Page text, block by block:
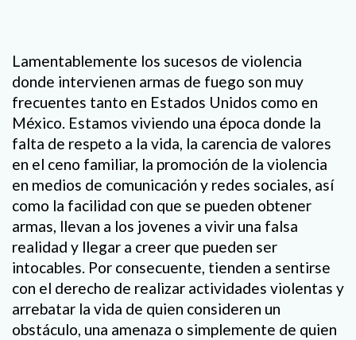
Lamentablemente los sucesos de violencia
donde intervienen armas de fuego son muy
frecuentes tanto en Estados Unidos como en
México. Estamos viviendo una época donde la
falta de respeto a la vida, la carencia de valores
en el ceno familiar, la promoción de la violencia
en medios de comunicación y redes sociales, así
como la facilidad con que se pueden obtener
armas, llevan a los jovenes a vivir una falsa
realidad y llegar a creer que pueden ser
intocables. Por consecuente, tienden a sentirse
con el derecho de realizar actividades violentas y
arrebatar la vida de quien consideren un
obstáculo, una amenaza o simplemente de quien